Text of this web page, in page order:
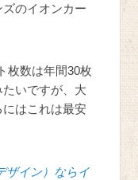
のイオンカー
枚数は年間30枚
いですが、大
はこれは最安
ザイン）ならイ